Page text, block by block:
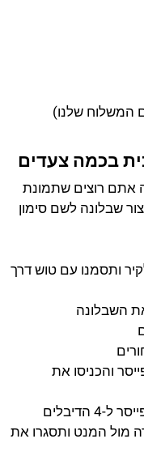
המשלוח שלנו)
בכמה צעדים
אתם רוצים שתמונת
שבלונה לשם סימון
ותסמנו עם טוש דרך
השבלונה
והכניסו את
מול המנט ותסגרו את